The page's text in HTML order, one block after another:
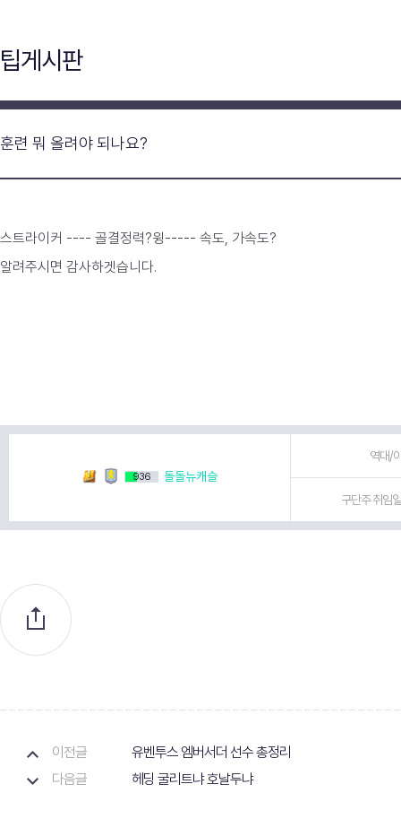
팁게시판
훈련 뭐 올려야 되나요?
스트라이커 ---- 골결정력?윙----- 속도, 가속도?
알려주시면 감사하겟습니다.
936 돌돌뉴캐슬
역대/
구단주 취임
이전글
유벤투스 엠버서더 선수 총정리
다음글
헤딩 굴리트냐 호날두냐